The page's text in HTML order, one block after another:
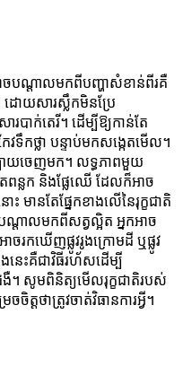
ចបណ្តាលមកពីបញ្ហាសំខាន់ពីរគឺ
ដោយសារស្លឹកមិនប្រែ
បាក់តេរី។ ដើម្បីឱ្យកាន់តែ
វទឹកថ្លា បន្ទាប់មកសង្កេតមើល។
យចេញមក។ លទ្ធភាពមួយ
ពន្លក និងផ្លែឈើ ដែលក៏អាច
ោះ មានតែផ្នែកខាងលើនៃរុក្ខជាតិ
ណ្តាលមកពីសត្វល្អិត អ្នកអាច
ចរកឃើញផ្លូវរូងក្រោមដី ឬផ្លូវ
េះគឺជាវិធីរហ័សដើម្បី
។ សូមពិនិត្យមើលរុក្ខជាតិរបស់
ចចិត្តថាត្រូវចាត់វិធានការអ្វី។